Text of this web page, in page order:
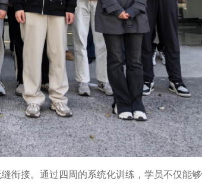
衔接。通过四周的系统化训练，学员不仅能